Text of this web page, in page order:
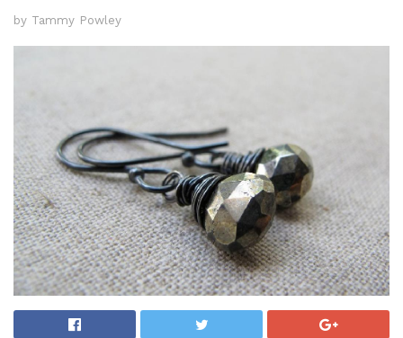
by Tammy Powley